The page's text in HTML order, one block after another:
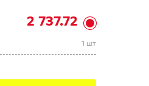
2 737.72
1 шт